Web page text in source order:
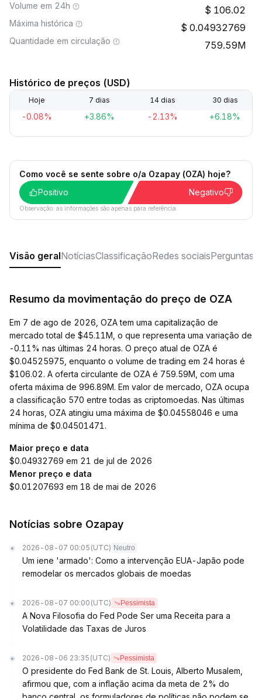
Volume em 24h 106.02
Máxima histórica 0.04932769
Quantidade em circulação 759.59M
Histórico de preços (USD)
Hoje 7 dias 14 dias 30 dias
-0.08% +3.86% -2.13% +6.18%
Como você se sente sobre o/a Ozapay (OZA) hoje?
Positivo
Negativo
Observação: as informações são apenas para referência.
Visão geralNotíciasClassificaçãoRedes sociaisPerguntas
Resumo da movimentação do preço de OZA
Em 7 de ago de 2026, OZA tem uma capitalização de
mercado total de $45.11M, o que representa uma variação de
-0.11% nas últimas 24 horas. O preço atual de OZA é
$0.04525975, enquanto o volume de trading em 24 horas é
$106.02. A oferta circulante de OZA é 759.59M, com uma
oferta máxima de 996.89M. Em valor de mercado, OZA ocupa
a classificação 570 entre todas as criptomoedas. Nas últimas
24 horas, OZA atingiu uma máxima de $0.04558046 e uma
mínima de $0.04501471.
Maior preço e data
$0.04932769 em 21 de jul de 2026
Menor preço e data
$0.01207693 em 18 de mai de 2026
Notícias sobre Ozapay
2026-08-07 00:05 (UTC) Neutro
Um iene 'armado': Como a intervenção EUA-Japão pode
remodelar os mercados globais de moedas
2026-08-07 00:00 (UTC) Pessimista
A Nova Filosofia do Fed Pode Ser uma Receita para a
Volatilidade das Taxas de Juros
2026-08-06 23:35 (UTC) Pessimista
O presidente do Fed Bank de St. Louis, Alberto Musalem,
afirmou que, com a inflação acima da meta de 2% do